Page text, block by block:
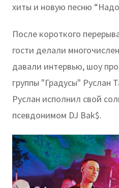
хиты и новую песню
После короткого
гости делали
давали интервью, шоу
группы "Градусы" Руслан
Руслан исполнил свой
псевдонимом DJ Bak$.